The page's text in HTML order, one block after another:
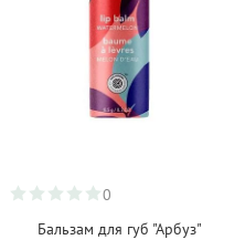
0
Бальзам для губ "Арбуз"